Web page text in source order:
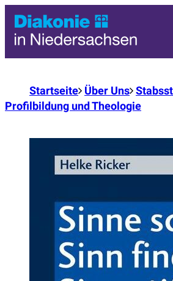
Startseite Über Uns
Profilbildung und Theologie